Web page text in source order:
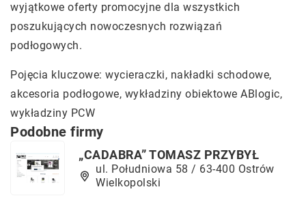
wyjątkowe oferty promocyjne dla wszystkich
poszukujących nowoczesnych rozwiązań
podłogowych.
Pojęcia kluczowe: wycieraczki, nakładki schodowe,
akcesoria podłogowe, wykładziny obiektowe ABlogic,
wykładziny PCW
Podobne firmy
„CADABRA” TOMASZ PRZYBYŁ
ul. Południowa 58 / 63-400 Ostrów
Wielkopolski